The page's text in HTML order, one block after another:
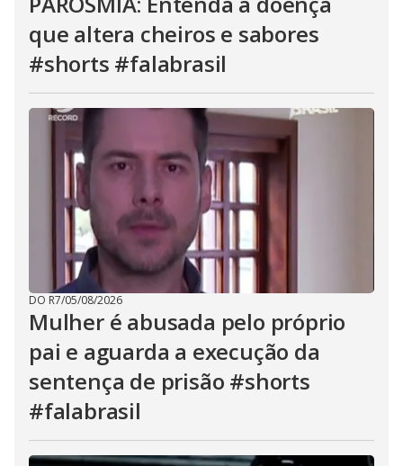
que altera cheiros e sabores
#shorts #falabrasil
DO R7/05/08/2026
Mulher é abusada pelo próprio
pai e aguarda a execução da
sentença de prisão #shorts
#falabrasil